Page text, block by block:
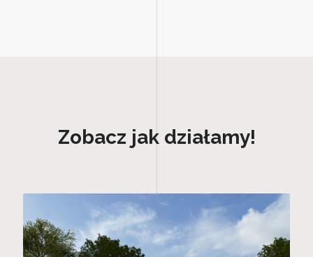
Zobacz jak działamy!